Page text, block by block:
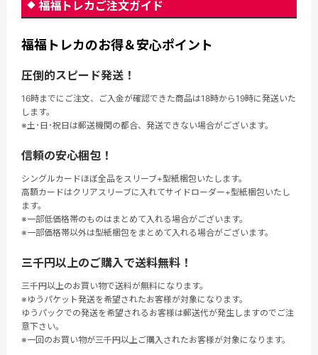
福福トレカご注文ガイド
福福トレカのお得＆安心ポイント
圧倒的スピード発送！
16時までにご注文、ご入金が確認できた商品は18時から19時に発送いた
します。
※土･日･祝日は郵送機関の都合、発送できない場合がございます。
信頼の安心梱包！
シングルカードほぼ全品をスリーブ+型紙梱包いたします。
高額カードはクリアスリーブに入れてサイドローダー+型紙梱包いたし
ます。
※一部低価格帯のものはまとめて入れる場合がございます。
※一部価格帯以外は型紙梱包をまとめて入れる場合がございます。
三千円以上のご購入で送料無料！
三千円以上のお買い物で送料が無料になります。
※ゆうパケット発送を希望されたお客様が対象になります。
ゆうパックでの発送を希望されるお客様は郵送代が発生しますのでご注
意下さい。
※一回のお買い物が三千円以上ご購入されたお客様が対象になります。